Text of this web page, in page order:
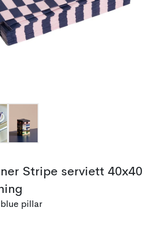
Stripe serviett 40x40
pillar